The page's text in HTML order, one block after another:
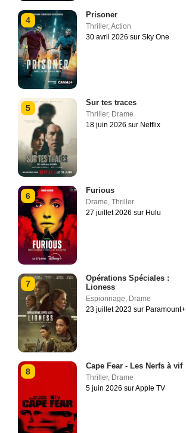
4
Prisoner
Thriller,Action
30 avril 2026 sur Sky One
5
Sur tes traces
Thriller, Drame
18 juin 2026 sur Netflix
6
Furious
Drame, Thriller
27 juillet 2026 sur Hulu
7
Opérations Spéciales :
Lioness
Espionnage, Drame
23 juillet 2023 sur Paramount+
8
Cape Fear - Les Nerfs à vif
Thriller, Drame
5 juin 2026 sur Apple TV